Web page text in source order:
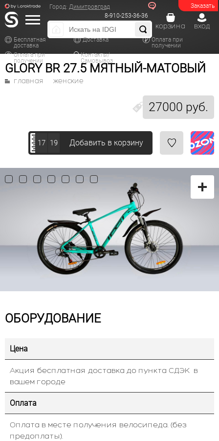
Заказать
Город: Димитровград
8-910-253-36-36
Бесплатная
доставка
Доставка
Оплата при
получении
Оплата при
получении
Контакты/
Самовывоз
вход
корзина
GLORY BR 27.5 МЯТНЫЙ-МАТОВЫЙ
27000 руб.
главная женские
17 19 Добавить в корзину
ОБОРУДОВАНИЕ
Цена
Акция бесплатная доставка до пункта СДЭК в
вашем городе
Оплата
Оплата в месте получения велосипеда. (без
предоплаты).